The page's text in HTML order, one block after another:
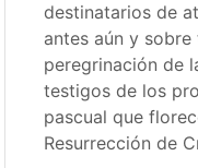
destinatarios de
antes aún y
peregrinación de
testigos de los
pascual que
Resurrección de